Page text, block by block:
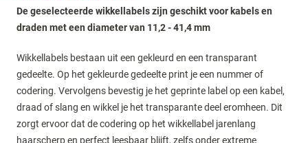
De geselecteerde wikkellabels zijn geschikt voor kabels en
draden met een diameter van 11,2 - 41,4 mm
Wikkellabels bestaan uit een gekleurd en een transparant
gedeelte. Op het gekleurde gedeelte print je een nummer of
codering. Vervolgens bevestig je het geprinte label op een kabel,
draad of slang en wikkel je het transparante deel eromheen. Dit
zorgt ervoor dat de codering op het wikkellabel jarenlang
haarscherp en perfect leesbaar blijft, zelfs onder extreme